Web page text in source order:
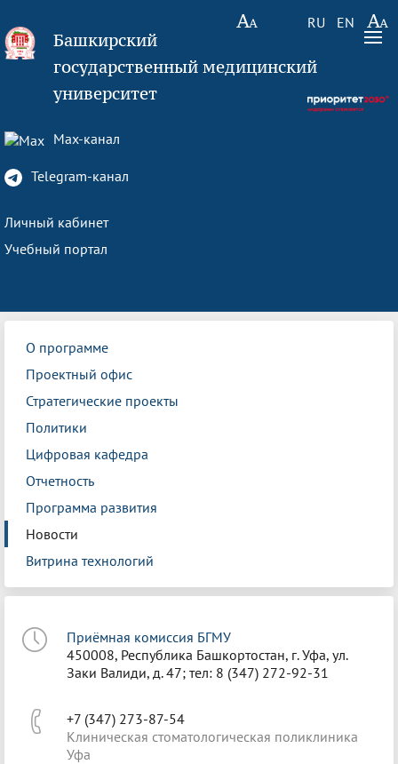
RU EN
Башкирский
государственный медицинский
университет
Max-канал
Telegram-канал
Личный кабинет
Учебный портал
О программе
Проектный офис
Стратегические проекты
Политики
Цифровая кафедра
Отчетность
Программа развития
Новости
Витрина технологий
Приёмная комиссия БГМУ
450008, Республика Башкортостан, г. Уфа, ул.
Заки Валиди, д. 47; тел: 8 (347) 272-92-31
+7 (347) 273-87-54
Клиническая стоматологическая поликлиника
Уфа